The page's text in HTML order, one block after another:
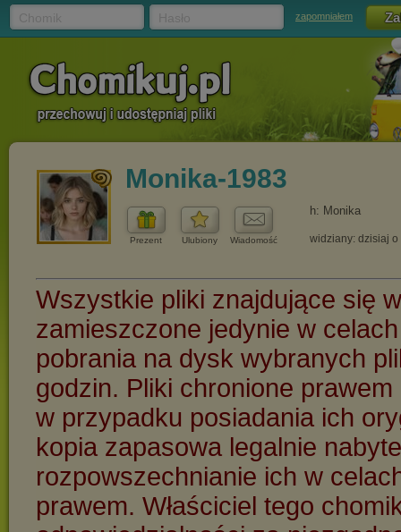
zapomniałem
Monika-1983
Prezent Ulubiony Wiadomość
h: Monika
widziany: dzisiaj o